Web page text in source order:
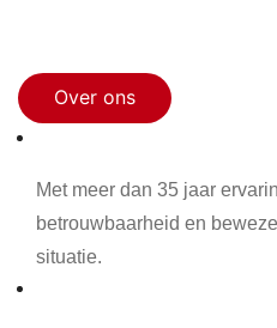
Over ons
Met meer dan 35 jaar
betrouwbaarheid en
situatie.